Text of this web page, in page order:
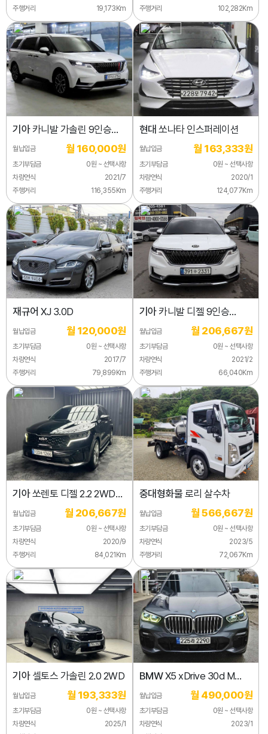
주행거리
19,173Km
주행거리
102,282Km
기아카니발 가솔린 9인승
프레스티지
월납입금 월 160,000원
초기부담금
0원 ~ 선택사항
차량연식
2021/7
주행거리
116,355Km
현대 쏘나타 인스퍼레이션
월납입금 월 163,333원
초기부담금
0원 ~ 선택사항
차량연식
2020/1
주행거리
124,077Km
재규어 XJ 3.0D
월납입금 월 120,000원
초기부담금
0원 ~ 선택사항
차량연식
2017/7
주행거리
79,899Km
기아카니발 디젤 9인승
노블레스
월납입금 월 206,667원
초기부담금
0원 ~ 선택사항
차량연식
2021/2
주행거리
66,040Km
기아쏘렌토 디젤 2.2 2WD
노블레스
월납입금 월 206,667원
초기부담금
0원 ~ 선택사항
차량연식
2020/9
주행거리
84,021Km
중대형화물 로리 살수차
월납입금 월 566,667원
초기부담금
0원 ~ 선택사항
차량연식
2023/5
주행거리
72,067Km
기아셀토스 가솔린 2.0 2WD
월납입금 월 193,333원
초기부담금
0원 ~ 선택사항
차량연식
2025/1
BMWX5 xDrive 30d M
스포츠
월납입금 월 490,000원
초기부담금
0원 ~ 선택사항
차량연식
2023/1